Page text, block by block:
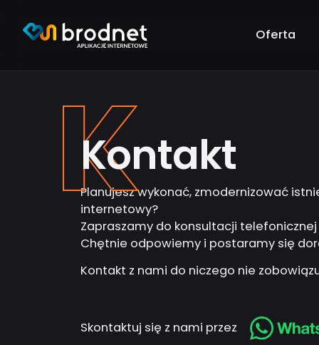
treści
Oferta
Programowanie
Tworzenie
sklepy internetowe i ich
Sklepy
Obsługa
Strony
K
Kontakt
Planujesz wykonać, zmodernizować
internetowy?
Zapraszamy do konsultacji
Chętnie odpowiemy i postaramy się
Kontakt z nami do niczego nie
Skontaktuj się z nami przez